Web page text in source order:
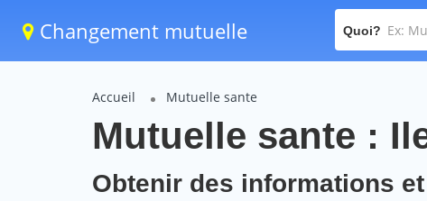
Changement mutuelle Quoi?
Accueil Mutuelle sante
Mutuelle sante :
Obtenir des informations